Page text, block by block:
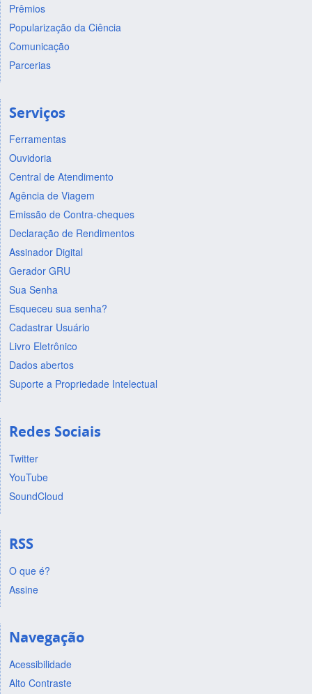
Prêmios
Popularização da Ciência
Comunicação
Parcerias
Serviços
Ferramentas
Ouvidoria
Central de Atendimento
Agência de Viagem
Emissão de Contra-cheques
Declaração de Rendimentos
Assinador Digital
Gerador GRU
Sua Senha
Esqueceu sua senha?
Cadastrar Usuário
Livro Eletrônico
Dados abertos
Suporte a Propriedade Intelectual
Redes Sociais
Twitter
YouTube
SoundCloud
RSS
O que é?
Assine
Navegação
Acessibilidade
Alto Contraste